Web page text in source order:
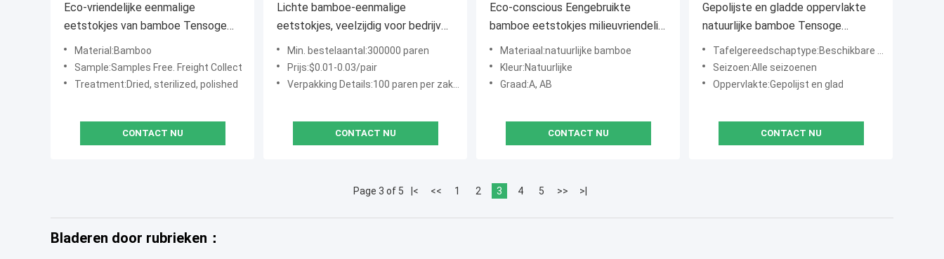
Eco-vriendelijke eenmalige
eetstokjes van bamboe Tensoge
Perfect voor de afstudeerfeest
Material:Bamboo
Sample:Samples Free. Freight Collect
Treatment:Dried, sterilized, polished
CONTACT NU
Lichte bamboe-eenmalige
eetstokjes, veelzijdig voor bedrijven
en grote evenementen
Min. bestelaantal:300000 paren
Prijs:$0.01-0.03/pair
Verpakking Details:100 paren per zak, 30 zakken per karton, aanvaard uw verzoek.
CONTACT NU
Eco-conscious Eengebruikte
bamboe eetstokjes milieuvriendelijk
Individuele verpakte eetstokjes
Materiaal:natuurlijke bamboe
Kleur:Natuurlijke
Graad:A, AB
CONTACT NU
Gepolijste en gladde oppervlakte
natuurlijke bamboe Tensoge
wegwerpstokjes met aangepast
logo 210mm/240mm*4.8mm
Tafelgereedschaptype:Beschikbare eetstokjes
Seizoen:Alle seizoenen
Oppervlakte:Gepolijst en glad
CONTACT NU
Page 3 of 5 |< << 1 2 3 4 5 >> >|
Bladeren door rubrieken：